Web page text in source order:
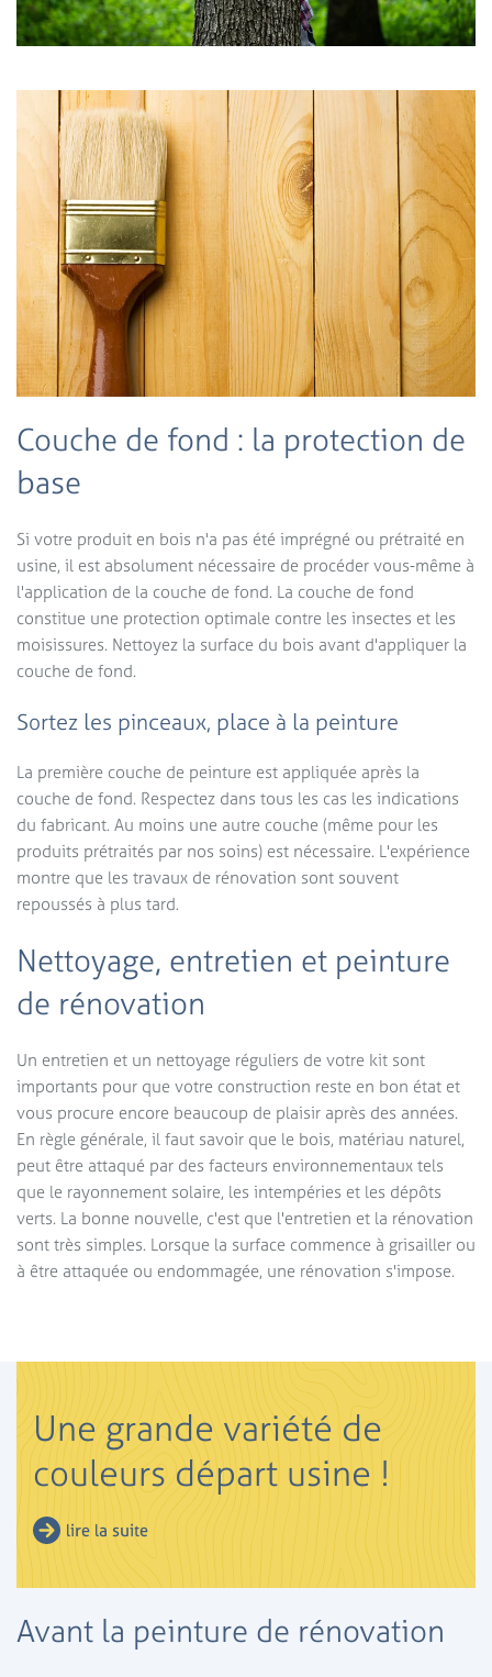
Couche de fond : la protection de
base
Si votre produit en bois n'a pas été imprégné ou prétraité en
usine, il est absolument nécessaire de procéder vous-même à
l'application de la couche de fond. La couche de fond
constitue une protection optimale contre les insectes et les
moisissures. Nettoyez la surface du bois avant d'appliquer la
couche de fond.
Sortez les pinceaux, place à la peinture
La première couche de peinture est appliquée après la
couche de fond. Respectez dans tous les cas les indications
du fabricant. Au moins une autre couche (même pour les
produits prétraités par nos soins) est nécessaire. L'expérience
montre que les travaux de rénovation sont souvent
repoussés à plus tard.
Nettoyage, entretien et peinture
de rénovation
Un entretien et un nettoyage réguliers de votre kit sont
importants pour que votre construction reste en bon état et
vous procure encore beaucoup de plaisir après des années.
En règle générale, il faut savoir que le bois, matériau naturel,
peut être attaqué par des facteurs environnementaux tels
que le rayonnement solaire, les intempéries et les dépôts
verts. La bonne nouvelle, c'est que l'entretien et la rénovation
sont très simples. Lorsque la surface commence à grisailler ou
à être attaquée ou endommagée, une rénovation s'impose.
Une grande variété de
couleurs départ usine !
lire la suite
Avant la peinture de rénovation